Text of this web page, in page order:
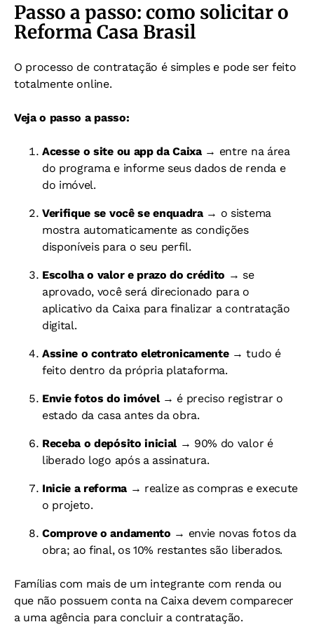
Passo a passo: como solicitar o
Reforma Casa Brasil
O processo de contratação é simples e pode ser feito
totalmente online.
Veja o passo a passo:
Acesse o site ou app da Caixa→ entre na área
do programa e informe seus dados de renda e
do imóvel.
Verifique se você se enquadra → o sistema
mostra automaticamente as condições
disponíveis para o seu perfil.
Escolha o valor e prazo do crédito → se
aprovado, você será direcionado para o
aplicativo da Caixa para finalizar a contratação
digital.
Assine o contrato eletronicamente → tudo é
feito dentro da própria plataforma.
Envie fotos do imóvel→ é preciso registrar o
estado da casa antes da obra.
Receba o depósito inicial → 90% do valor é
liberado logo após a assinatura.
Inicie a reforma→ realize as compras e execute
o projeto.
Comprove o andamento → envie novas fotos da
obra; ao final, os 10% restantes são liberados.
Famílias com mais de um integrante com renda ou
que não possuem conta na Caixa devem comparecer
a uma agência para concluir a contratação.